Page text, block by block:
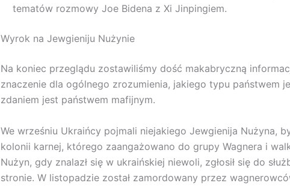
tematów rozmowy Joe Bidena z Xi Jinpingiem.
Wyrok na Jewgieniju Nużynie
Na koniec przeglądu zostawiliśmy dość makabryczną
znaczenie dla ogólnego zrozumienia, jakiego typu państwem
zdaniem jest państwem mafijnym.
We wrześniu Ukraińcy pojmali niejakiego Jewgienija Nużyna,
kolonii karnej, którego zaangażowano do grupy Wagnera i
Nużyn, gdy znalazł się w ukraińskiej niewoli, zgłosił się do
stronie. W listopadzie został zamordowany przez